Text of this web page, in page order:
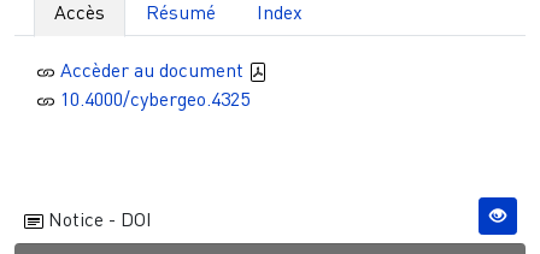
Accès Résumé Index
Accèder au document
10.4000/cybergeo.4325
Notice - DOI